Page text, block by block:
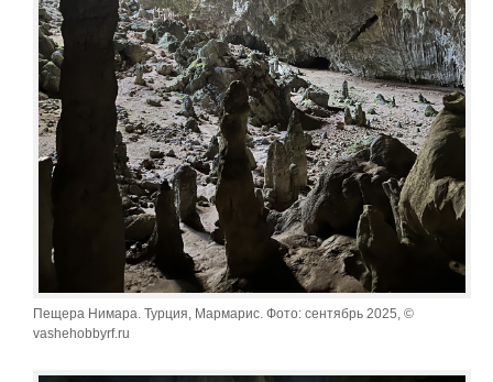
Пещера Нимара. Турция, Мармарис. Фото: сентябрь 2025, ©
vashehobbyrf.ru